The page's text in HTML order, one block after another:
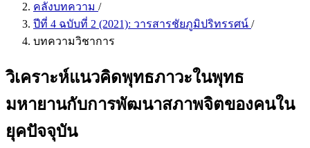
คลังบทความ /
ปีที่ 4 ฉบับที่ 2 (2021): วารสารชัยภูมิปริทรรศน์ /
บทความวิชาการ
วิเคราะห์แนวคิดพุทธภาวะในพุทธ
มหายานกับการพัฒนาสภาพจิตของคนใน
ยุคปัจจุบัน